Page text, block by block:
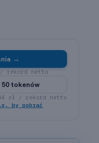
→
/ rekord netto
tokenów
zł / rekord netto
by pobrać